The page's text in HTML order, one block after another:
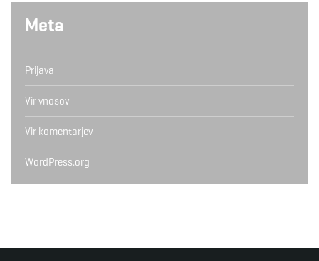
Meta
Prijava
Vir vnosov
Vir komentarjev
WordPress.org